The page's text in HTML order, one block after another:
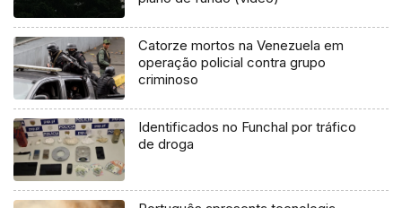
Catorze mortos na Venezuela em
operação policial contra grupo
criminoso
Identificados no Funchal por tráfico
de droga